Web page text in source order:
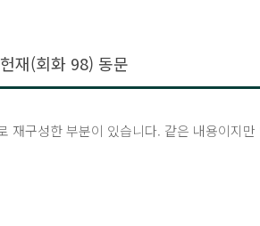
재(회화 98) 동문
재구성한 부분이 있습니다. 같은 내용이지